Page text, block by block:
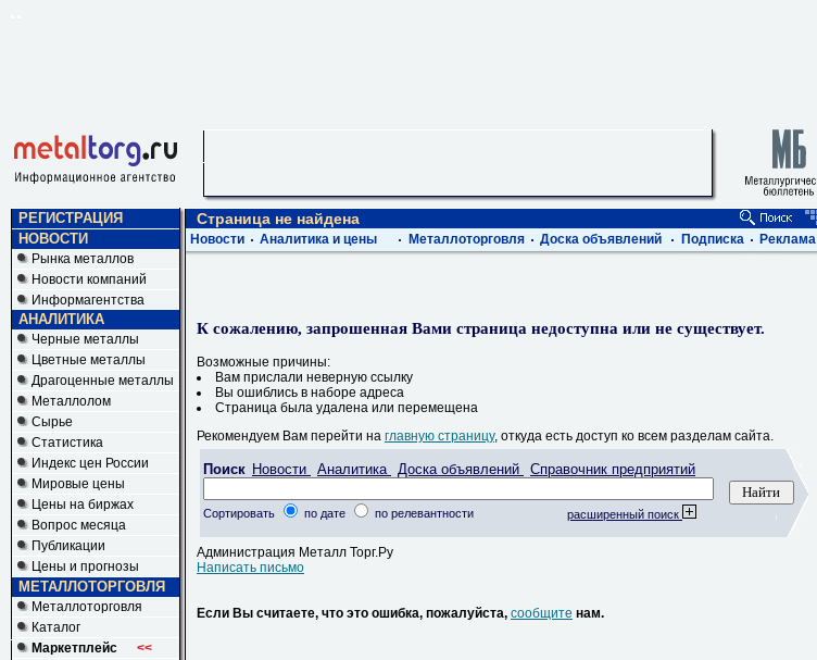
РЕГИСТРАЦИЯ
НОВОСТИ
Рынка металлов
Новости компаний
Информагентства
АНАЛИТИКА
Черные металлы
Цветные металлы
Драгоценные металлы
Металлолом
Сырье
Статистика
Индекс цен России
Мировые цены
Цены на биржах
Вопрос месяца
Публикации
Цены и прогнозы
МЕТАЛЛОТОРГОВЛЯ
Металлоторговля
Каталог
Маркетплейс
<<
Страница не найдена
Новости Аналитика и цены Металлоторговля Доска объявлений Подписка Реклама
К сожалению, запрошенная Вами страница недоступна или не существует.
Возможные причины:
Вам прислали неверную ссылку
Вы ошиблись в наборе адреса
Страница была удалена или перемещена
Рекомендуем Вам перейти на главную страницу, откуда есть доступ ко всем разделам сайта.
Поиск Новости Аналитика Доска объявлений Справочник предприятий
Сортировать по дате по релевантности расширенный поиск
Администрация Металл Торг.Ру
Написать письмо
Если Вы считаете, что это ошибка, пожалуйста, сообщите нам.